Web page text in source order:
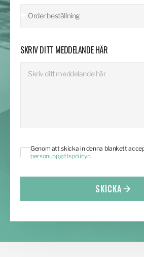
SKRIV DITT MEDDELANDE HÄR
Genom att skicka in denna blankett
personuppgiftspolicyn.
SKICKA